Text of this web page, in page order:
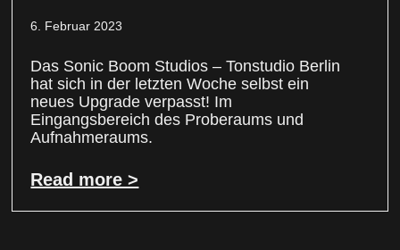
6. Februar 2023
Das Sonic Boom Studios – Tonstudio Berlin
hat sich in der letzten Woche selbst ein
neues Upgrade verpasst! Im
Eingangsbereich des Proberaums und
Aufnahmeraums.
Read more >